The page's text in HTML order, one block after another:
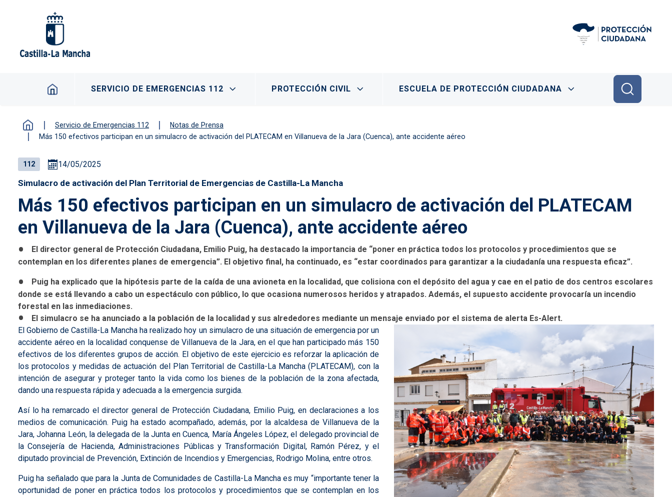
Navegación principal
SERVICIO DE EMERGENCIAS 112 PROTECCIÓN CIVIL ESCUELA DE PROTECCIÓN CIUDADANA
Servicio de Emergencias 112
Notas de Prensa
Más 150 efectivos participan en un simulacro de activación del PLATECAM en Villanueva de la Jara (Cuenca), ante accidente aéreo
112 14/05/2025
Simulacro de activación del Plan Territorial de Emergencias de Castilla-La Mancha
Más 150 efectivos participan en un simulacro de activación del PLATECAM
en Villanueva de la Jara (Cuenca), ante accidente aéreo
El director general de Protección Ciudadana, Emilio Puig, ha destacado la importancia de “poner en práctica todos los protocolos y procedimientos que se
contemplan en los diferentes planes de emergencia”. El objetivo final, ha continuado, es “estar coordinados para garantizar a la ciudadanía una respuesta eficaz”.
Puig ha explicado que la hipótesis parte de la caída de una avioneta en la localidad, que colisiona con el depósito del agua y cae en el patio de dos centros escolares
donde se está llevando a cabo un espectáculo con público, lo que ocasiona numerosos heridos y atrapados. Además, el supuesto accidente provocaría un incendio
forestal en las inmediaciones.
El simulacro se ha anunciado a la población de la localidad y sus alrededores mediante un mensaje enviado por el sistema de alerta Es-Alert.
El Gobierno de Castilla-La Mancha ha realizado hoy un simulacro de una situación de emergencia por un
accidente aéreo en la localidad conquense de Villanueva de la Jara, en el que han participado más 150
efectivos de los diferentes grupos de acción. El objetivo de este ejercicio es reforzar la aplicación de
los protocolos y medidas de actuación del
PlanTerritorial de Castilla-La Mancha (PLATECAM), con la
intención de asegurar y proteger tanto la vida como los bienes de la población de la zona afectada,
dando una respuesta rápida y adecuada a la emergencia surgida.
Así lo ha remarcado el director general de Protección Ciudadana, Emilio Puig, en declaraciones a los
medios de comunicación. Puig ha estado acompañado, además, por la alcaldesa de Villanueva de la
Jara, Johanna León, la delegada de la Junta en Cuenca, María Ángeles López, el delegado provincial de
la Consejería de Hacienda, Administraciones Públicas y Transformación Digital, Ramón Pérez, y el
diputado provincial de Prevención, Extinción de Incendios y Emergencias, Rodrigo Molina, entre otros.
Puig ha señalado que para la Junta de Comunidades de Castilla-La Mancha es muy “importante tener la
oportunidad de poner en práctica todos los protocolos y procedimientos que se contemplan en los